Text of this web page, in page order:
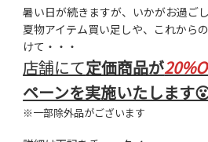
暑い日が続きますが、いかがお過ご
夏物アイテム買い足しや、これから
けて・・・
店舗にて定価商品が
ペーンを実施いたします
※一部除外品がございます